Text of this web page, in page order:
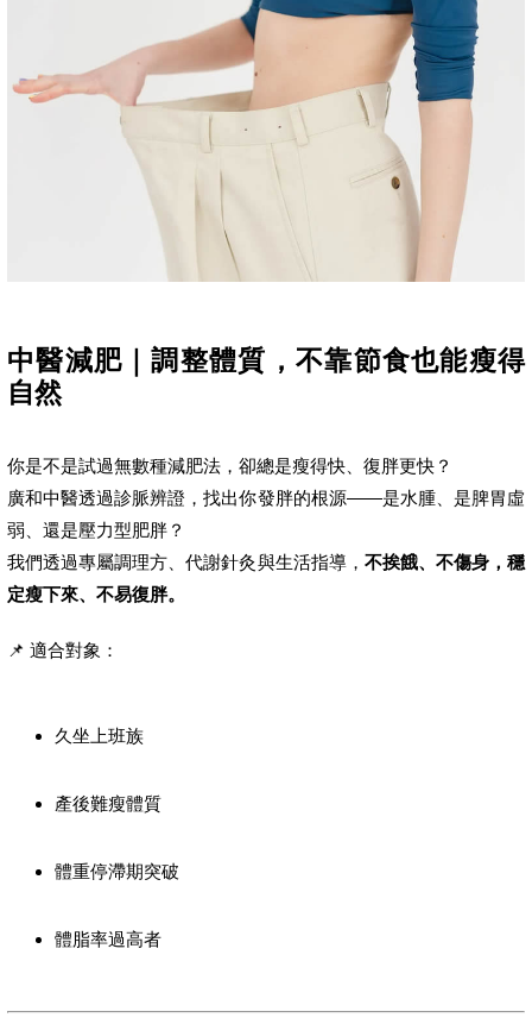
中醫減肥｜調整體質，不靠節食也能瘦得
自然
你是不是試過無數種減肥法，卻總是瘦得快、復胖更快？
廣和中醫透過診脈辨證，找出你發胖的根源——是水腫、是脾胃虛
弱、還是壓力型肥胖？
我們透過專屬調理方、代謝針灸與生活指導， 不挨餓、不傷身，穩
定瘦下來、不易復胖。
📌 適合對象：
久坐上班族
產後難瘦體質
體重停滯期突破
體脂率過高者